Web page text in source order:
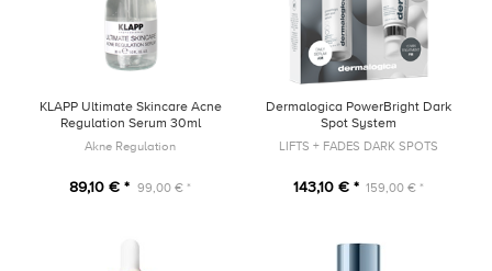
KLAPP Ultimate Skincare Acne
Regulation Serum 30ml
Akne Regulation
89,10 € * 99,00 € *
Dermalogica PowerBright Dark
Spot System
LIFTS + FADES DARK SPOTS
143,10 € * 159,00 € *